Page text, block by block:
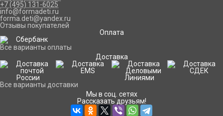
+7 (495) 131-6025
info@formadeti.ru
forma.deti@yandex.ru
Отзывы покупателей
Оплата
Все варианты оплаты
Доставка
Все варианты доставки
Мы в соц. сетях
Рассказать друзьям!